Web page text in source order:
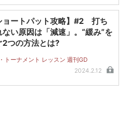
ョートパット攻略】#2 打ち
ない原因は「減速」。“緩み”を
2つの方法とは?
トーナメント レッスン 週刊GD
2024.2.12